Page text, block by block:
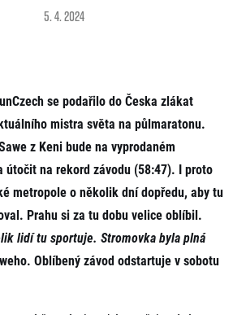
2026
2025
2024
2019
5. 4. 2024
se podařilo do Česka zlákat
mistra světa na půlmaratonu.
z Keni bude na vyprodaném
útočit na rekord závodu (58:47). I proto
metropole o několik dní dopředu, aby tu
Prahu si za tu dobu velice oblíbil.
lidí tu sportuje. Stromovka byla plná
Oblíbený závod odstartuje v sobotu